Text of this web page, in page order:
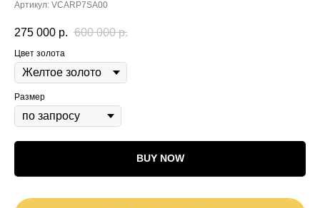
Артикул: VCARP7SA00
275 000 р. 600 000 р.
Цвет золота
Размер
BUY NOW